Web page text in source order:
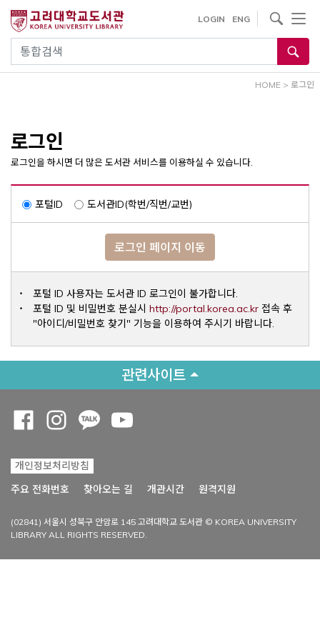
건
통합검색
LOGIN ENG
사이트내 검색
HOME > 로그인
로그인
로그인을 하시면 더 많은 도서관 서비스를 이용하실 수 있습니다.
포털ID 도서관ID(학번/직번/교번)
로그인 페이지 이동
포털 ID 사용자는 도서관 ID 로그인이 불가합니다.
포털 ID 및 비밀번호 분실시 http://portal.korea.ac.krOpens a
접속 후
"아이디/비밀번호 찾기" 기능을 이용하여 주시기 바랍니다.
관련사이트
개인정보처리방침
주요 전화번호
찾아오는 길 개관시간 원격지원
(02841) 서울시 성북구 안암로 145 고려대학교 도서관 © KOREA UNIVERSITY
LIBRARY ALL RIGHTS RESERVED.
Opens a new window
Opens a new window
Opens a new window